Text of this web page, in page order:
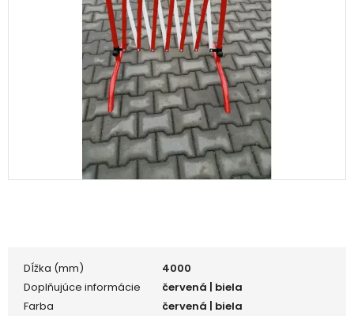
Dĺžka (mm)
4000
Doplňujúce informácie
červená | biela
Farba
červená | biela